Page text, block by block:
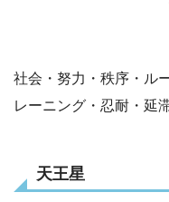
社会・努力・秩序・ル
レーニング・忍耐・延
天王星